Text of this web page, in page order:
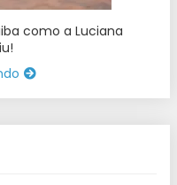
como a Luciana